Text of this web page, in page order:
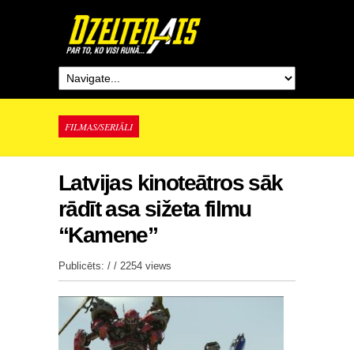
FILMAS/SERIĀLI
Latvijas kinoteātros sāk
rādīt asa sižeta filmu
“Kamene”
Publicēts: / / 2254 views